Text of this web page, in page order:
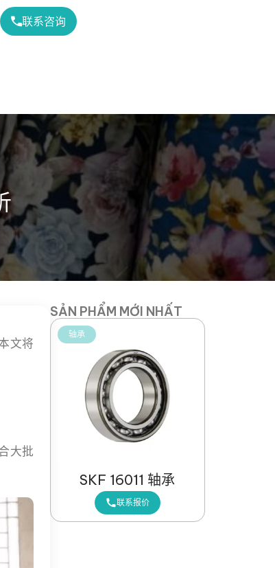
联系咨询
文将
大批
SẢN PHẨM MỚI NHẤT
轴承
SKF 16011 轴承
联系报价